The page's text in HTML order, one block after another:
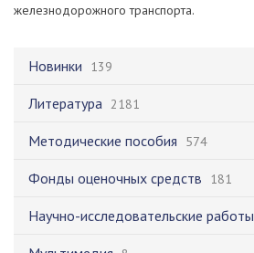
Новинки 139
Литература 2181
Методические пособия 574
Фонды оценочных средств 181
Научно-исследовательские работы
железнодорожного транспорта.